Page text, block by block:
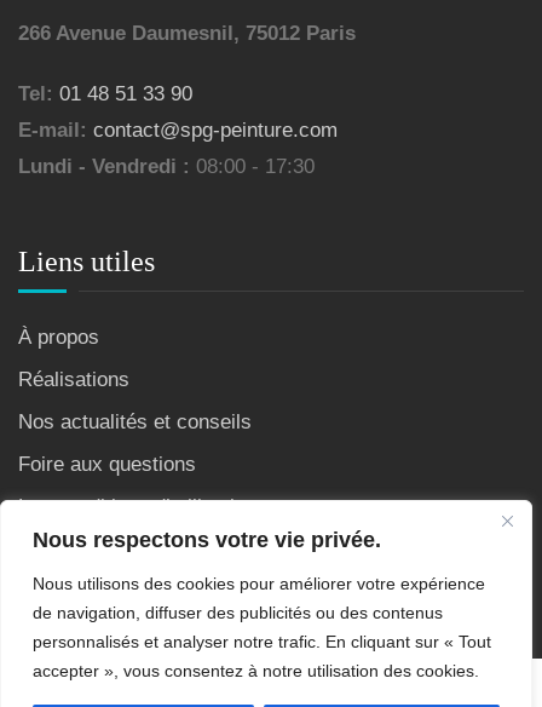
Nous respectons votre vie privée.
Nous utilisons des cookies pour améliorer votre expérience
de navigation, diffuser des publicités ou des contenus
personnalisés et analyser notre trafic. En cliquant sur « Tout
accepter », vous consentez à notre utilisation des cookies.
266 Avenue Daumesnil, 75012 Paris
Tel: 01 48 51 33 90
E-mail: contact@spg-peinture.com
Lundi - Vendredi : 08:00 - 17:30
Liens utiles
À propos
Réalisations
Nos actualités et conseils
Foire aux questions
Les conditions d’utilisation